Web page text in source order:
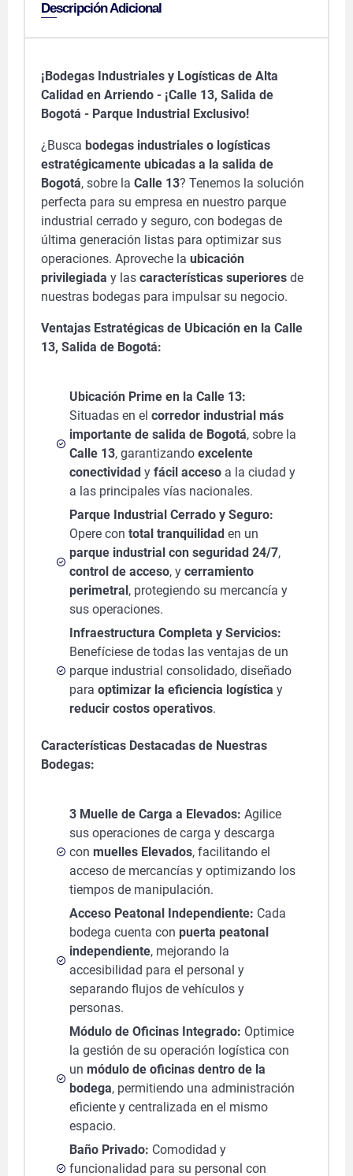
Descripción Adicional
¡Bodegas Industriales y Logísticas de Alta
Calidad en Arriendo - ¡Calle 13, Salida de
Bogotá - Parque Industrial Exclusivo!
¿Busca bodegas industriales o logísticas
estratégicamente ubicadas a la salida de
Bogotá, sobre la Calle 13? Tenemos la solución
perfecta para su empresa en nuestro parque
industrial cerrado y seguro, con bodegas de
última generación listas para optimizar sus
operaciones. Aproveche la ubicación
privilegiada y las características superiores de
nuestras bodegas para impulsar su negocio.
Ventajas Estratégicas de Ubicación en la Calle
13, Salida de Bogotá:
Ubicación Prime en la Calle 13:
Situadas en el corredor industrial más
importante de salida de Bogotá, sobre la
Calle 13, garantizando excelente
conectividad y fácil acceso a la ciudad y
a las principales vías nacionales.
Parque Industrial Cerrado y Seguro:
Opere con total tranquilidad en un
parque industrial con seguridad 24/7,
control de acceso, y cerramiento
perimetral, protegiendo su mercancía y
sus operaciones.
Infraestructura Completa y Servicios:
Benefíciese de todas las ventajas de un
parque industrial consolidado, diseñado
para optimizar la eficiencia logística y
reducir costos operativos.
Características Destacadas de Nuestras
Bodegas:
3 Muelle de Carga a Elevados: Agilice
sus operaciones de carga y descarga
con muelles Elevados, facilitando el
acceso de mercancías y optimizando los
tiempos de manipulación.
Acceso Peatonal Independiente: Cada
bodega cuenta con puerta peatonal
independiente, mejorando la
accesibilidad para el personal y
separando flujos de vehículos y
personas.
Módulo de Oficinas Integrado: Optimice
la gestión de su operación logística con
un módulo de oficinas dentro de la
bodega, permitiendo una administración
eficiente y centralizada en el mismo
espacio.
Baño Privado: Comodidad y
funcionalidad para su personal con